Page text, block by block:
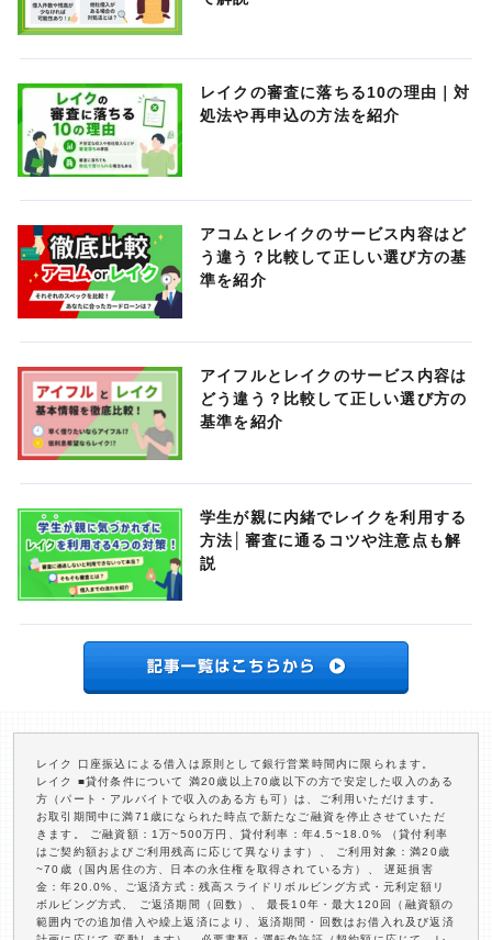
レイクの審査に落ちる10の理由｜対
処法や再申込の方法を紹介
アコムとレイクのサービス内容はど
う違う？比較して正しい選び方の基
準を紹介
アイフルとレイクのサービス内容は
どう違う？比較して正しい選び方の
基準を紹介
学生が親に内緒でレイクを利用する
方法│審査に通るコツや注意点も解
説
レイク 口座振込による借入は原則として銀行営業時間内に限られます。
レイク ■貸付条件について 満20歳以上70歳以下の方で安定した収入のある
方（パート・アルバイトで収入のある方も可）は、ご利用いただけます。
お取引期間中に満71歳になられた時点で新たなご融資を停止させていただ
きます。 ご融資額：1万~500万円、貸付利率：年4.5~18.0% （貸付利率
はご契約額およびご利用残高に応じて異なります）、 ご利用対象：満20歳
~70歳（国内居住の方、日本の永住権を取得されている方）、 遅延損害
金：年20.0%、ご返済方式：残高スライドリボルビング方式・元利定額リ
ボルビング方式、 ご返済期間（回数）、 最長10年・最大120回（融資額の
範囲内での追加借入や繰上返済により、返済期間・回数はお借入れ及び返済